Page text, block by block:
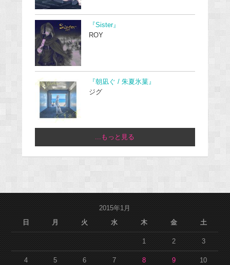
『Sister』
ROY
『朝凪ぐ / 朱夏氷菓』
ジグ
...もっと見る
2015年1月
日
月 火 水 木 金 土
1 2 3
4 5 6 7 8 9 10